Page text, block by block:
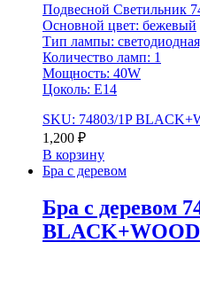
Подвесной Светильник
Основной цвет: бежевый
Тип лампы:
Количество ламп: 1
Мощность: 40W
Цоколь: Е14
SKU: 74803/1P
1,200 ₽
В корзину
Бра с деревом
Бра с деревом
BLACK+WOOD